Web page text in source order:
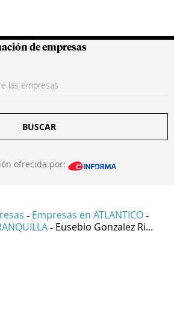
Colombianas
de empresas
BUSCAR
ofrecida por:
- Empresas en ATLANTICO -
- Eusebio Gonzalez Ri...